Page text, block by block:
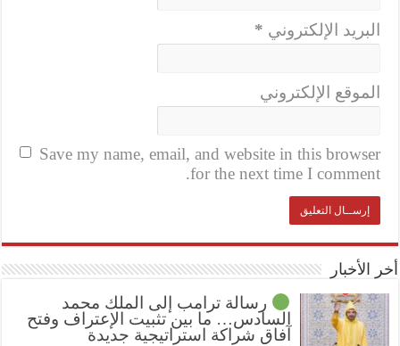
البريد الإلكتروني *
الموقع الإلكتروني
Save my name, email, and website in this browser
for the next time I comment.
أخر الأخبار
رسالة ترامب إلى الملك محمد
السادس… ما بين تثبيت الإعتراف وفتح
آفاق شراكة استراتيجية جديدة